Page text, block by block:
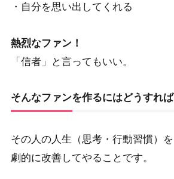
・自分を思い出してくれる
熱烈なファン！
「信者」と言ってもいい。
そんなファンを作るにはどうすれ
その人の人生（思考・行動習慣）を
劇的に改善してやることです。